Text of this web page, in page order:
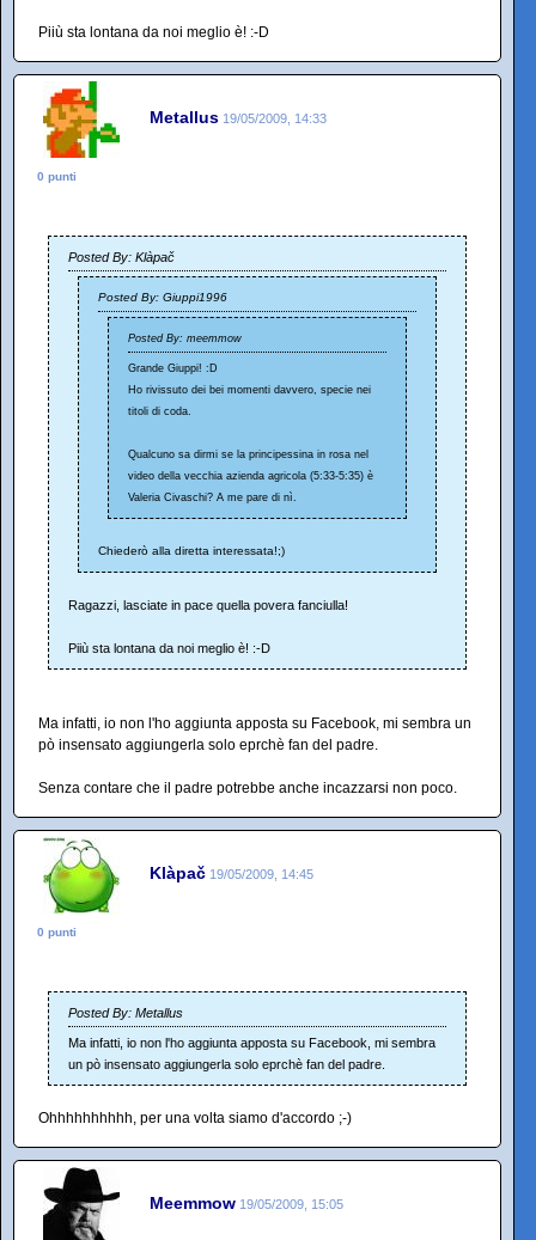
Piiù sta lontana da noi meglio è! :-D
Metallus 19/05/2009, 14:33
0 punti
Posted By: Klàpač
Posted By: Giuppi1996
Posted By: meemmow
Grande Giuppi! :D
Ho rivissuto dei bei momenti davvero, specie nei
titoli di coda.
Qualcuno sa dirmi se la principessina in rosa nel
video della vecchia azienda agricola (5:33-5:35) è
Valeria Civaschi? A me pare di nì.
Chiederò alla diretta interessata!;)
Ragazzi, lasciate in pace quella povera fanciulla!
Piiù sta lontana da noi meglio è! :-D
Ma infatti, io non l'ho aggiunta apposta su Facebook, mi sembra un
pò insensato aggiungerla solo eprchè fan del padre.
Senza contare che il padre potrebbe anche incazzarsi non poco.
Klàpač 19/05/2009, 14:45
0 punti
Posted By: Metallus
Ma infatti, io non l'ho aggiunta apposta su Facebook, mi sembra
un pò insensato aggiungerla solo eprchè fan del padre.
Ohhhhhhhhhh, per una volta siamo d'accordo ;-)
Meemmow 19/05/2009, 15:05